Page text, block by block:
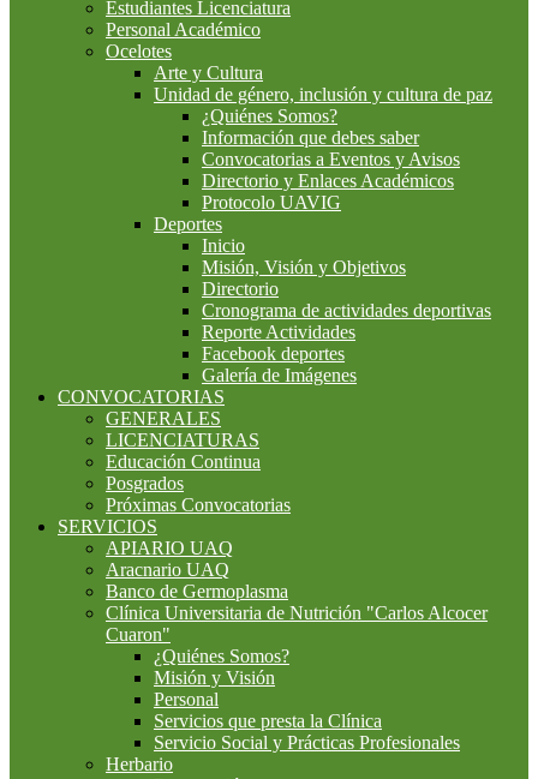
Estudiantes Licenciatura
Personal Académico
Ocelotes
Arte y Cultura
Unidad de género, inclusión y cultura de paz
¿Quiénes Somos?
Información que debes saber
Convocatorias a Eventos y Avisos
Directorio y Enlaces Académicos
Protocolo UAVIG
Deportes
Inicio
Misión, Visión y Objetivos
Directorio
Cronograma de actividades deportivas
Reporte Actividades
Facebook deportes
Galería de Imágenes
CONVOCATORIAS
GENERALES
LICENCIATURAS
Educación Continua
Posgrados
Próximas Convocatorias
SERVICIOS
APIARIO UAQ
Aracnario UAQ
Banco de Germoplasma
Clínica Universitaria de Nutrición "Carlos Alcocer
Cuaron"
¿Quiénes Somos?
Misión y Visión
Personal
Servicios que presta la Clínica
Servicio Social y Prácticas Profesionales
Herbario